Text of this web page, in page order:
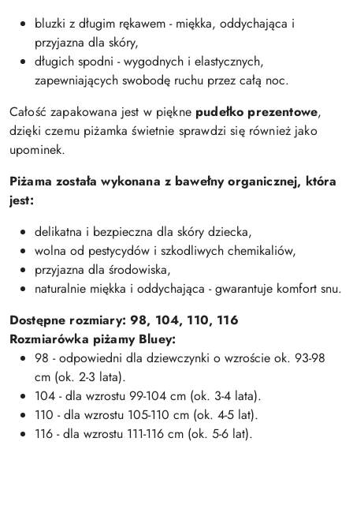
bluzki z długim rękawem - miękka, oddychająca i
przyjazna dla skóry,
długich spodni - wygodnych i elastycznych,
zapewniających swobodę ruchu przez całą noc.
Całość zapakowana jest w piękne pudełko prezentowe,
dzięki czemu piżamka świetnie sprawdzi się również jako
upominek.
Piżama została wykonana z bawełny organicznej, która
jest:
delikatna i bezpieczna dla skóry dziecka,
wolna od pestycydów i szkodliwych chemikaliów,
przyjazna dla środowiska,
naturalnie miękka i oddychająca - gwarantuje komfort snu.
Dostępne rozmiary: 98, 104, 110, 116
Rozmiarówka piżamy Bluey:
98 - odpowiedni dla dziewczynki o wzroście ok. 93-98
cm (ok. 2-3 lata).
104 - dla wzrostu 99-104 cm (ok. 3-4 lata).
110 - dla wzrostu 105-110 cm (ok. 4-5 lat).
116 - dla wzrostu 111-116 cm (ok. 5-6 lat).